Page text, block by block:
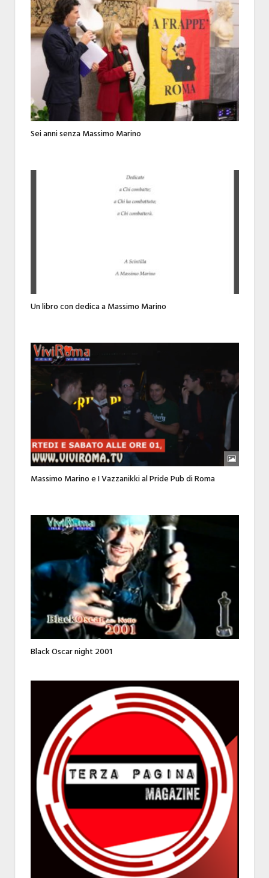
Sei anni senza Massimo Marino
Un libro con dedica a Massimo Marino
Massimo Marino e I Vazzanikki al Pride Pub di Roma
Black Oscar night 2001